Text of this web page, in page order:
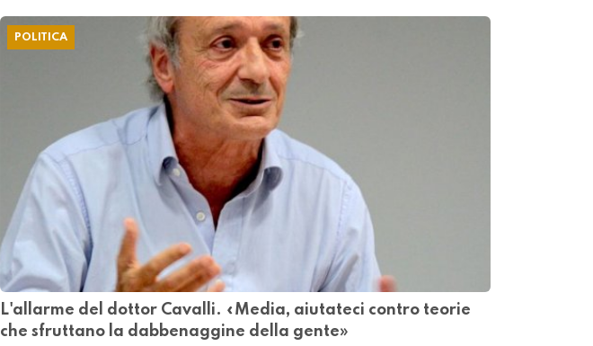
POLITICA
L'allarme del dottor Cavalli. «Media, aiutateci contro teorie
che sfruttano la dabbenaggine della gente»